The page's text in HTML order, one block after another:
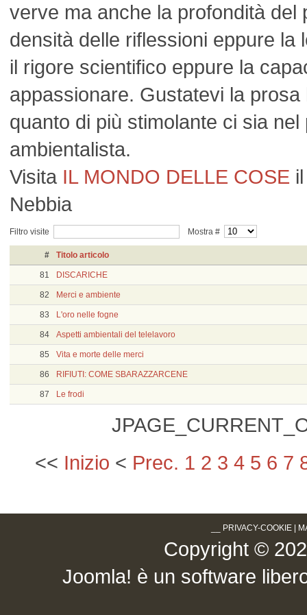
verve ma anche la profondità del
densità delle riflessioni eppure la
il rigore scientifico eppure la
appassionare. Gustatevi la
quanto di più stimolante ci sia nel
ambientalista.
Visita IL MONDO DELLE COSE
Nebbia
Filtro visite Mostra #
# Titolo articolo
81 DISCARICHE
82 Merci e ambiente
83 L'oro nelle fogne
84 Aspetti ambientali del telelavoro
85 Vita e morte delle merci
86 RIFIUTI: COME SBARAZZARCENE
87 Le frodi
<< Inizio < Prec. 1 2 3 4 5 6 7
PRIVACY-COOKIE
Copyright ©
Joomla! è un software